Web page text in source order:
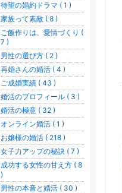
待望の婚約ドラマ ( 1 )
家族って素敵 ( 8 )
ご飯作りは、愛情づくり (
7 )
男性の選び方 ( 2 )
再婚さんの婚活 ( 4 )
ご成婚実績 ( 43 )
婚活のプロフィール ( 3 )
婚活の極意 ( 32 )
オンライン婚活 ( 1 )
お嬢様の婚活 ( 218 )
女子力アップの秘訣 ( 7 )
成功する女性の甘え方 ( 8
)
男性の本音と婚活 ( 30 )